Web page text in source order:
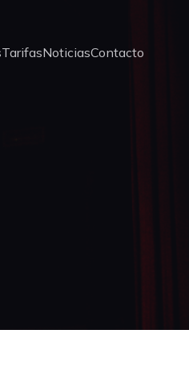
TarifasNoticiasContacto